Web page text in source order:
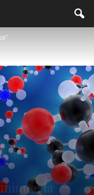
la